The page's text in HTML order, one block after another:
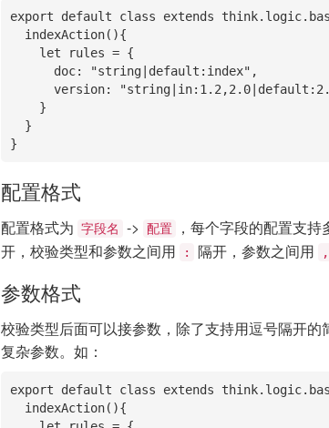
export default class extends
}
配置格式
配置格式为 字段名 -> 配置 ，每个字段的配置支
开，校验类型和参数之间用
: 隔开，参数之间用 ,
参数格式
校验类型后面可以接参数，除了支持用逗号隔开
复杂参数。如：
export default class extends